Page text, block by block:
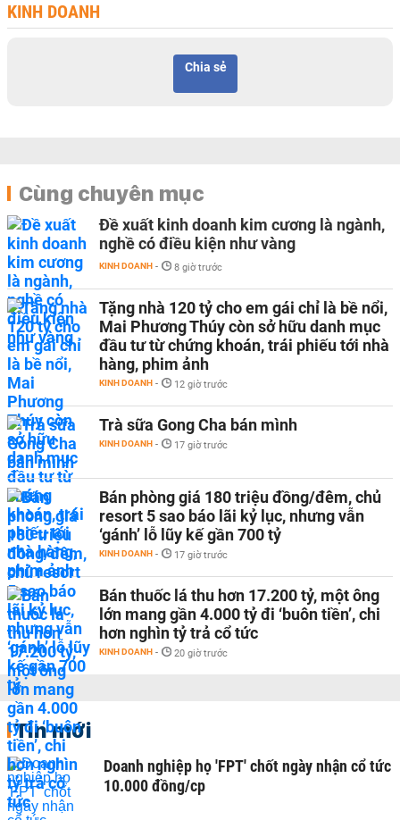
KINH DOANH
Chia sẻ
Cùng chuyên mục
Đề xuất kinh doanh kim cương là ngành,
nghề có điều kiện như vàng
KINH DOANH - 8 giờ trước
Tặng nhà 120 tỷ cho em gái chỉ là bề nổi,
Mai Phương Thúy còn sở hữu danh mục
đầu tư từ chứng khoán, trái phiếu tới nhà
hàng, phim ảnh
KINH DOANH - 12 giờ trước
Trà sữa Gong Cha bán mình
KINH DOANH - 17 giờ trước
Bán phòng giá 180 triệu đồng/đêm, chủ
resort 5 sao báo lãi kỷ lục, nhưng vẫn
‘gánh’ lỗ lũy kế gần 700 tỷ
KINH DOANH - 17 giờ trước
Bán thuốc lá thu hơn 17.200 tỷ, một ông
lớn mang gần 4.000 tỷ đi ‘buôn tiền’, chi
hơn nghìn tỷ trả cổ tức
KINH DOANH - 20 giờ trước
Tin mới
Doanh nghiệp họ 'FPT' chốt ngày nhận cổ tức
10.000 đồng/cp